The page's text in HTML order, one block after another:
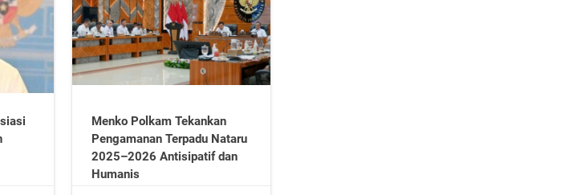
Menko Polkam Tekankan
Pengamanan Terpadu Nataru
2025–2026 Antisipatif dan
Humanis